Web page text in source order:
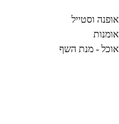
אופנה וסטייל
אומנות
אוכל - מנת השף